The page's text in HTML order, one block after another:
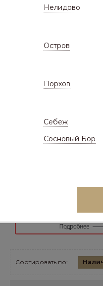
кровли и фасада
Сортировать по:
Нелидово
Остров
Порхов
Себеж
Сосновый Бор